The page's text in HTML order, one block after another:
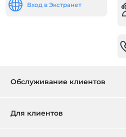
Вход в Экстранет
Обслуживание клиентов
Для клиентов